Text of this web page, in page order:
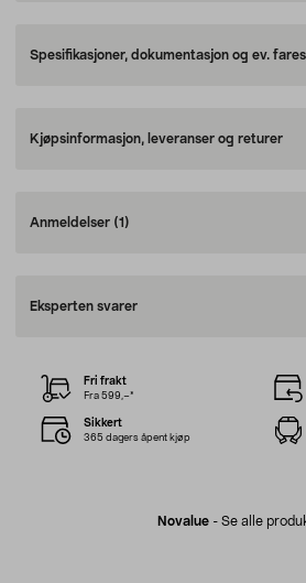
Spesifikasjoner, dokumentasjon og ev.
Kjøpsinformasjon, leveranser og returer
Anmeldelser (1)
Eksperten svarer
Novalue- Se alle
Fri frakt
Fra 599,–*
Sikkert
365 dagers åpent kjøp